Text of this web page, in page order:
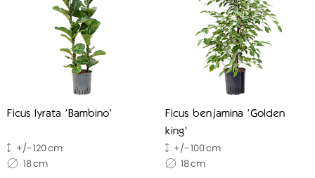
Ficus lyrata 'Bambino'
120
18
Ficus benjamina 'Golden
king'
100
18